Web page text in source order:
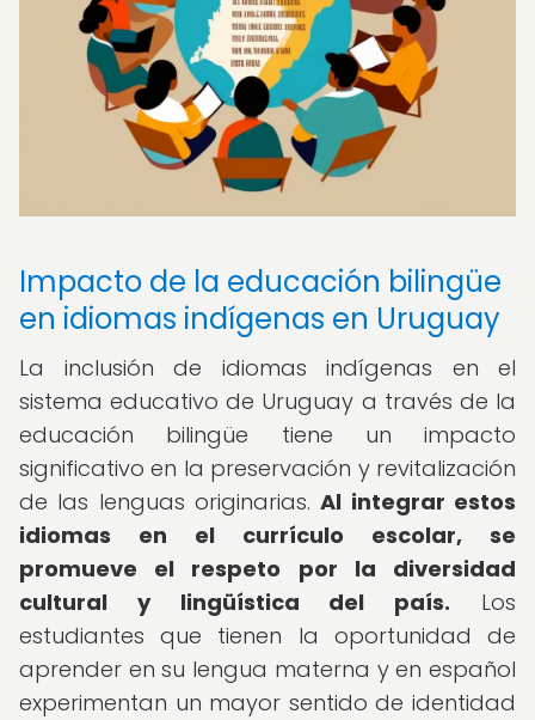
Impacto de la educación bilingüe
en idiomas indígenas en Uruguay
La inclusión de idiomas indígenas en el
sistema educativo de Uruguay a través de la
educación bilingüe tiene un impacto
significativo en la preservación y revitalización
de las lenguas originarias.Al integrar estos
idiomas en el currículo escolar, se
promueve el respeto por la diversidad
cultural y lingüística del país. Los
estudiantes que tienen la oportunidad de
aprender en su lengua materna y en español
experimentan un mayor sentido de identidad